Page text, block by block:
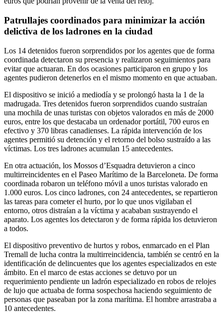
Patrullajes coordinados para minimizar la acción
delictiva de los ladrones en la ciudad
Los 14 detenidos fueron sorprendidos por los agentes que de forma
coordinada detectaron su presencia y realizaron seguimientos para
evitar que actuaran. En dos ocasiones participaron en grupo y los
agentes pudieron detenerlos en el mismo momento en que actuaban.
El dispositivo se inició a mediodía y se prolongó hasta la 1 de la
madrugada. Tres detenidos fueron sorprendidos cuando sustraían
una mochila de unas turistas con objetos valorados en más de 2000
euros, entre los que destacaba un ordenador portátil, 700 euros en
efectivo y 370 libras canadienses. La rápida intervención de los
agentes permitió su detención y el retorno del bolso sustraído a las
víctimas. Los tres ladrones acumulan 15 antecedentes.
En otra actuación, los Mossos d’Esquadra detuvieron a cinco
multirreincidentes en el Paseo Marítimo de la Barceloneta. De forma
coordinada robaron un teléfono móvil a unos turistas valorado en
1.000 euros. Los cinco ladrones, con 24 antecedentes, se repartieron
las tareas para cometer el hurto, por lo que unos vigilaban el
entorno, otros distraían a la víctima y acababan sustrayendo el
aparato. Los agentes los detectaron y de forma rápida los detuvieron
a todos.
El dispositivo preventivo de hurtos y robos, enmarcado en el Plan
Tremall de lucha contra la multirreincidencia, también se centró en la
identificación de delincuentes que los agentes especializados en este
ámbito. En el marco de estas acciones se detuvo por un
requerimiento pendiente un ladrón especializado en robos de relojes
de lujo que actuaba de forma sospechosa haciendo seguimiento de
personas que paseaban por la zona marítima. El hombre arrastraba a
10 antecedentes.